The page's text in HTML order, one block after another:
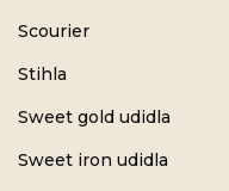
Scourier
Stihla
Sweet gold udidla
Sweet iron udidla